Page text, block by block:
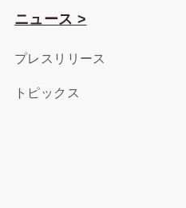
ニュース >
プレスリリース
トピックス